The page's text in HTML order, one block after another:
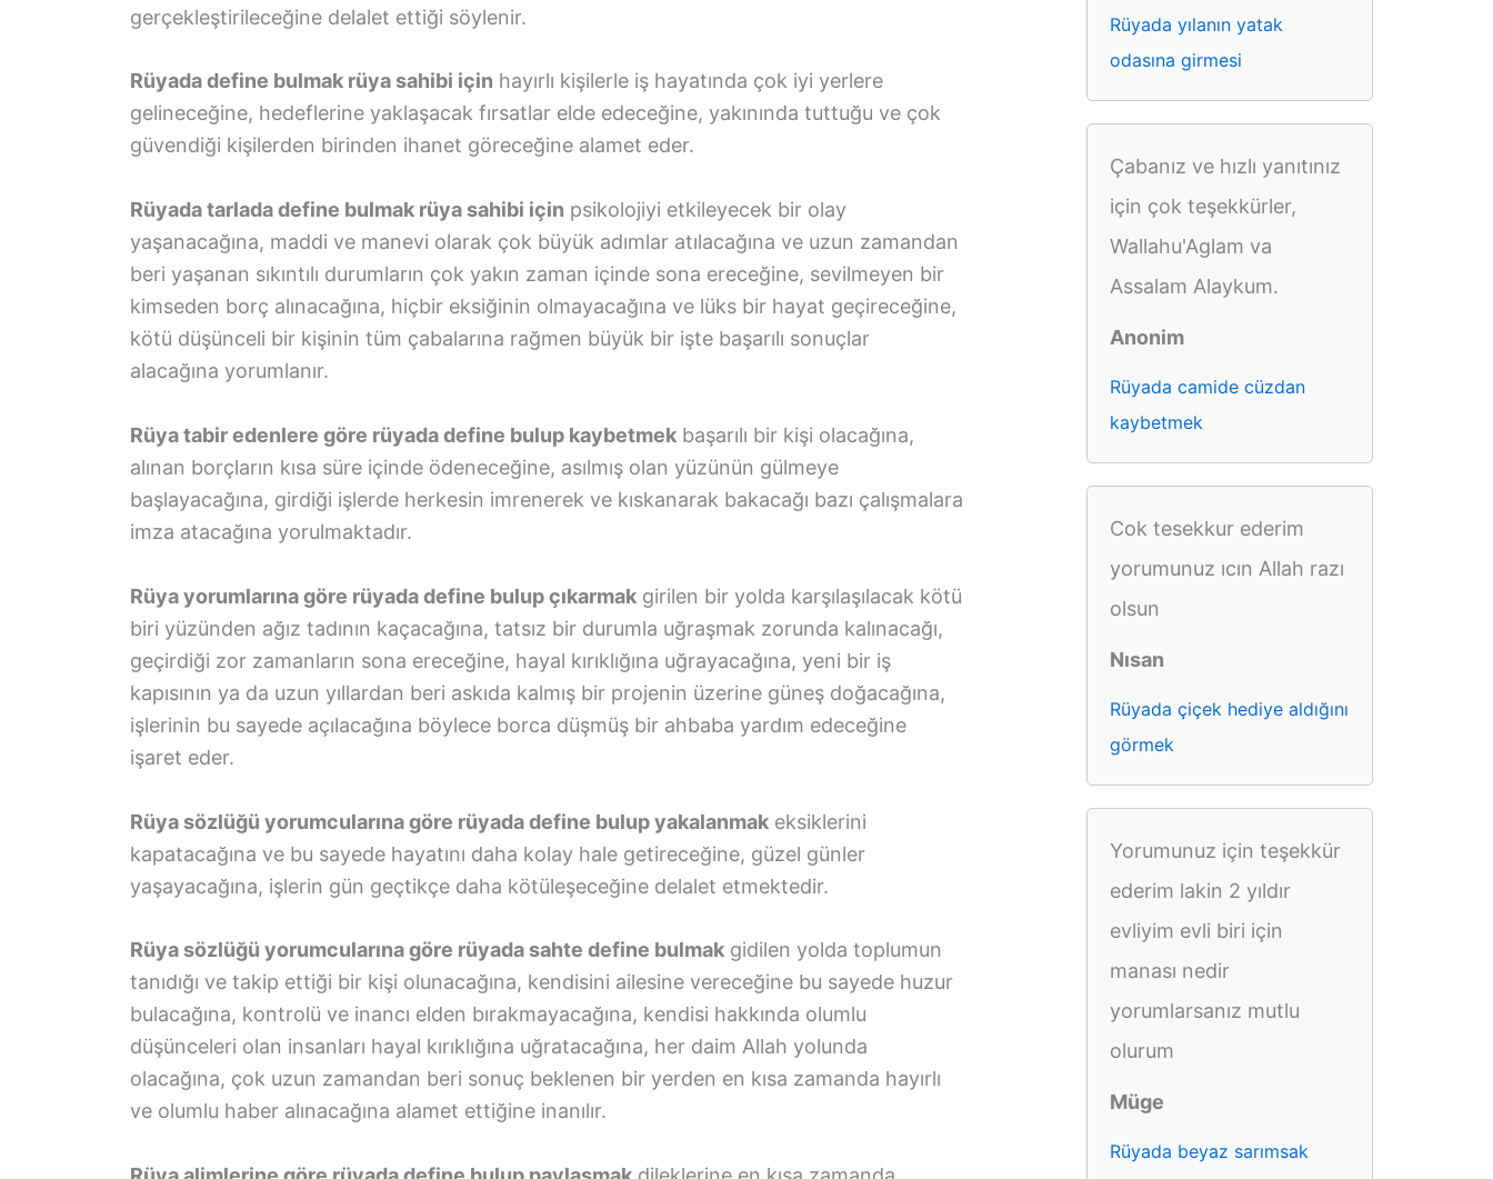
gerçekleştirileceğine delalet ettiği söylenir.
Rüyada define bulmak rüya sahibi için hayırlı kişilerle iş hayatında çok iyi yerlere
gelineceğine, hedeflerine yaklaşacak fırsatlar elde edeceğine, yakınında tuttuğu ve çok
güvendiği kişilerden birinden ihanet göreceğine alamet eder.
Rüyada tarlada define bulmak rüya sahibi için psikolojiyi etkileyecek bir olay
yaşanacağına, maddi ve manevi olarak çok büyük adımlar atılacağına ve uzun zamandan
beri yaşanan sıkıntılı durumların çok yakın zaman içinde sona ereceğine, sevilmeyen bir
kimseden borç alınacağına, hiçbir eksiğinin olmayacağına ve lüks bir hayat geçireceğine,
kötü düşünceli bir kişinin tüm çabalarına rağmen büyük bir işte başarılı sonuçlar
alacağına yorumlanır.
Rüya tabir edenlere göre rüyada define bulup kaybetmek başarılı bir kişi olacağına,
alınan borçların kısa süre içinde ödeneceğine, asılmış olan yüzünün gülmeye
başlayacağına, girdiği işlerde herkesin imrenerek ve kıskanarak bakacağı bazı çalışmalara
imza atacağına yorulmaktadır.
Rüya yorumlarına göre rüyada define bulup çıkarmak girilen bir yolda karşılaşılacak kötü
biri yüzünden ağız tadının kaçacağına, tatsız bir durumla uğraşmak zorunda kalınacağı,
geçirdiği zor zamanların sona ereceğine, hayal kırıklığına uğrayacağına, yeni bir iş
kapısının ya da uzun yıllardan beri askıda kalmış bir projenin üzerine güneş doğacağına,
işlerinin bu sayede açılacağına böylece borca düşmüş bir ahbaba yardım edeceğine
işaret eder.
Rüya sözlüğü yorumcularına göre rüyada define bulup yakalanmak eksiklerini
kapatacağına ve bu sayede hayatını daha kolay hale getireceğine, güzel günler
yaşayacağına, işlerin gün geçtikçe daha kötüleşeceğine delalet etmektedir.
Rüya sözlüğü yorumcularına göre rüyada sahte define bulmak gidilen yolda toplumun
tanıdığı ve takip ettiği bir kişi olunacağına, kendisini ailesine vereceğine bu sayede huzur
bulacağına, kontrolü ve inancı elden bırakmayacağına, kendisi hakkında olumlu
düşünceleri olan insanları hayal kırıklığına uğratacağına, her daim Allah yolunda
olacağına, çok uzun zamandan beri sonuç beklenen bir yerden en kısa zamanda hayırlı
ve olumlu haber alınacağına alamet ettiğine inanılır.
Rüyada yılanın yatak
odasına girmesi
Çabanız ve hızlı yanıtınız
için çok teşekkürler,
Wallahu'Aglam va
Assalam Alaykum.
Anonim
Rüyada camide cüzdan
kaybetmek
Cok tesekkur ederim
yorumunuz ıcın Allah razı
olsun
Nısan
Rüyada çiçek hediye aldığını
görmek
Yorumunuz için teşekkür
ederim lakin 2 yıldır
evliyim evli biri için
manası nedir
yorumlarsanız mutlu
olurum
Müge
Rüyada beyaz sarımsak